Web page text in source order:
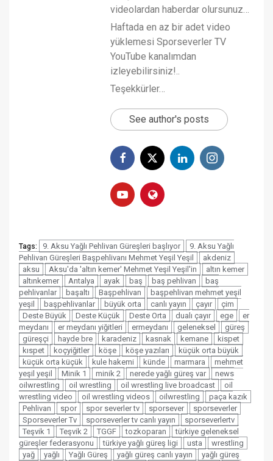
videolardan haberdar olursunuz…
Haftada en az bir adet video
yüklemesi Sporseverler TV
YouTube kanalımdan
izleyebilirsiniz!..
Teşekkürler…
See author's posts
Tags: 9. Aksu Yağlı Pehlivan Güreşleri başlıyor
9. Aksu Yağlı
Pehlivan Güreşleri Başpehlivanı Mehmet Yeşil Yeşil
akdeniz
aksu
Aksu'da 'altın kemer' Mehmet Yeşil Yeşil'in
altın kemer
altınkemer
Antalya ayak baş baş pehlivan
baş
pehlivanlar
başaltı Başpehlivan
başpehlivan mehmet yeşil
yeşil
başpehlivanlar büyük orta canlı yayın çayır
çim
Deste Büyük
Deste Küçük Deste Orta dualı çayır ege
er
meydanı
er meydanı yiğitleri ermeydanı geleneksel
güreş
güreşçi
hayde bre karadeniz kasnak kemane
kispet
kıspet
koçyiğitler köşe köşe yazıları
küçük orta büyük
küçük orta küçük
kule hakemi künde marmara
mehmet
yeşil yeşil
Minik 1 minik 2 nerede yağlı güreş var
news
oilwrestling
oil wrestling oil wrestling live broadcast
oil
wrestling video
oil wrestling videos oilwrestling
paça kazık
Pehlivan
spor spor severler tv sporsever
sporseverler
Sporseverler Tv
sporseverler tv canlı yayın
sporseverlertv
Teşvik 1
Teşvik 2 TGGF tozkoparan
türkiye geleneksel
güreşler federasyonu
türkiye yağlı güreş ligi usta
wrestling
yağ
yağlı Yağlı Güreş yağlı güreş canlı yayın
yağlı güreş